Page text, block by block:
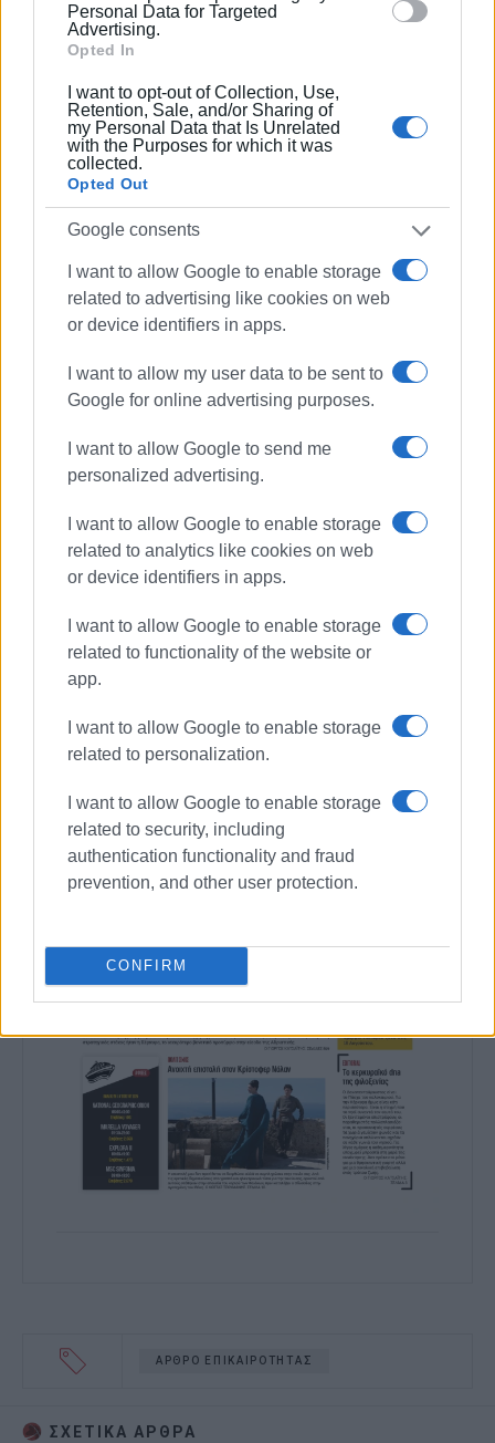
Personal Data for Targeted
Advertising.
Opted In
I want to opt-out of Collection, Use,
Retention, Sale, and/or Sharing of
my Personal Data that Is Unrelated
with the Purposes for which it was
collected.
Opted Out
Google consents
I want to allow Google to enable storage
related to advertising like cookies on web
or device identifiers in apps.
I want to allow my user data to be sent to
Google for online advertising purposes.
I want to allow Google to send me
personalized advertising.
I want to allow Google to enable storage
related to analytics like cookies on web
or device identifiers in apps.
I want to allow Google to enable storage
related to functionality of the website or
app.
I want to allow Google to enable storage
related to personalization.
I want to allow Google to enable storage
related to security, including
authentication functionality and fraud
prevention, and other user protection.
CONFIRM
δημοσιεύσεις.Συμμετέχει στο καθημερινό
κοινωνικό και πολιτικό γίγνεσθαι με διαλέξεις,
από την παρούσα εβδομαδιαία στήλη, είναι
παραγωγός του ραδιοφωνικού ενθέτου
«Επισυνάψεις» στον Κύμα FM 90,3 και
συγγραφέας του δοκίμιου εκλαϊκευμένης
νευροεπιστήμης «Γνωστικός και ψυχικός
εγκέφαλος» (ιδιοέκδοση 2014), της συλλογής
έμμετρου και πεζού λόγου «Χρήζεις προστασίας»
(εκδόσεις ΑΛΔΕ 2018), της συλλογής δοκιμίων
φιλοσοφικού χαρακτήρα «Επισυνάψεις»
(ιδιοέκδοση 2019), της ποιητικής συλλογής
«Καλούπια αναπνοών» (ιδιοέκδοση 2021), της
ποιητικής συλλογής «Οδηγός ισοβιτών του
φθινοπώρου» (εκδόσεις Carpe Librum 2023) και
του μυθιστορήματος «Εορταστικό Πρόγραμμα»
(εκδόσεις Carpe Librum 2025). Επικοινωνία:
Ακολουθήστε το enimerosi στο
Συνδρομητές στο e-paper
ΑΡΘΡΟ ΕΠΙΚΑΙΡΟΤΗΤΑΣ
ΣΧΕΤΙΚA AΡΘΡΑ